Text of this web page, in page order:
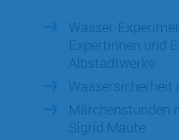
Wasser-
Expertinnen und
Albstadtwerke
Wassersicherheit
Märchenstunden
Sigrid Maute